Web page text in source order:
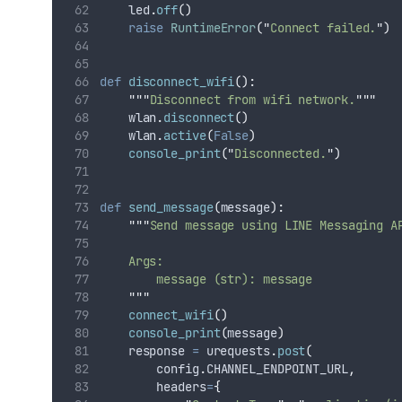
    led
.off()
raise RuntimeError("Connect failed. ")
def disconnect_wifi():
"""Disconnect from wifi network. """
    wlan
.disconnect()
    wlan
.active(False)
console_print("Disconnected. ")
def send_message(message):
"""Send message using LINE Messaging
    Args:
        message (str): message
"""
connect_wifi()
console_print(message)
    response
= urequests.post(
        config
.CHANNEL_ENDPOINT_URL,
headers={